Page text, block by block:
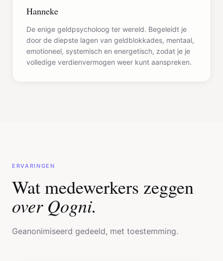
Hanneke
De enige geldpsycholoog ter wereld. Begeleidt je
door de diepste lagen van geldblokkades, mentaal,
emotioneel, systemisch en energetisch, zodat je je
volledige verdienvermogen weer kunt aanspreken.
ERVARINGEN
Wat medewerkers zeggen
over Qogni.
Geanonimiseerd gedeeld, met toestemming.